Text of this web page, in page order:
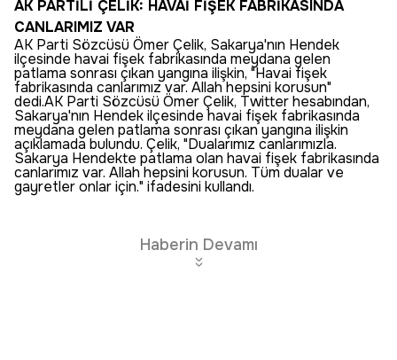
AK PARTİLİ ÇELİK: HAVAİ FİŞEK FABRİKASINDA
CANLARIMIZ VAR
AK Parti Sözcüsü Ömer Çelik, Sakarya'nın Hendek
ilçesinde havai fişek fabrikasında meydana gelen
patlama sonrası çıkan yangına ilişkin, "Havai fişek
fabrikasında canlarımız var. Allah hepsini korusun"
dedi.AK Parti Sözcüsü Ömer Çelik, Twitter hesabından,
Sakarya'nın Hendek ilçesinde havai fişek fabrikasında
meydana gelen patlama sonrası çıkan yangına ilişkin
açıklamada bulundu. Çelik, "Dualarımız canlarımızla.
Sakarya Hendekte patlama olan havai fişek fabrikasında
canlarımız var. Allah hepsini korusun. Tüm dualar ve
gayretler onlar için." ifadesini kullandı.
Haberin Devamı